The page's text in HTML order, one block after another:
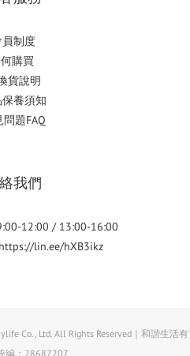
員制度
購買
貨說明
保養須知
問題FAQ
我們
12:00 / 13:00-16:00
https://lin.ee/hXB3ikz
Co., Ltd. All Rights Reserved｜和諧生活有
編：28687207